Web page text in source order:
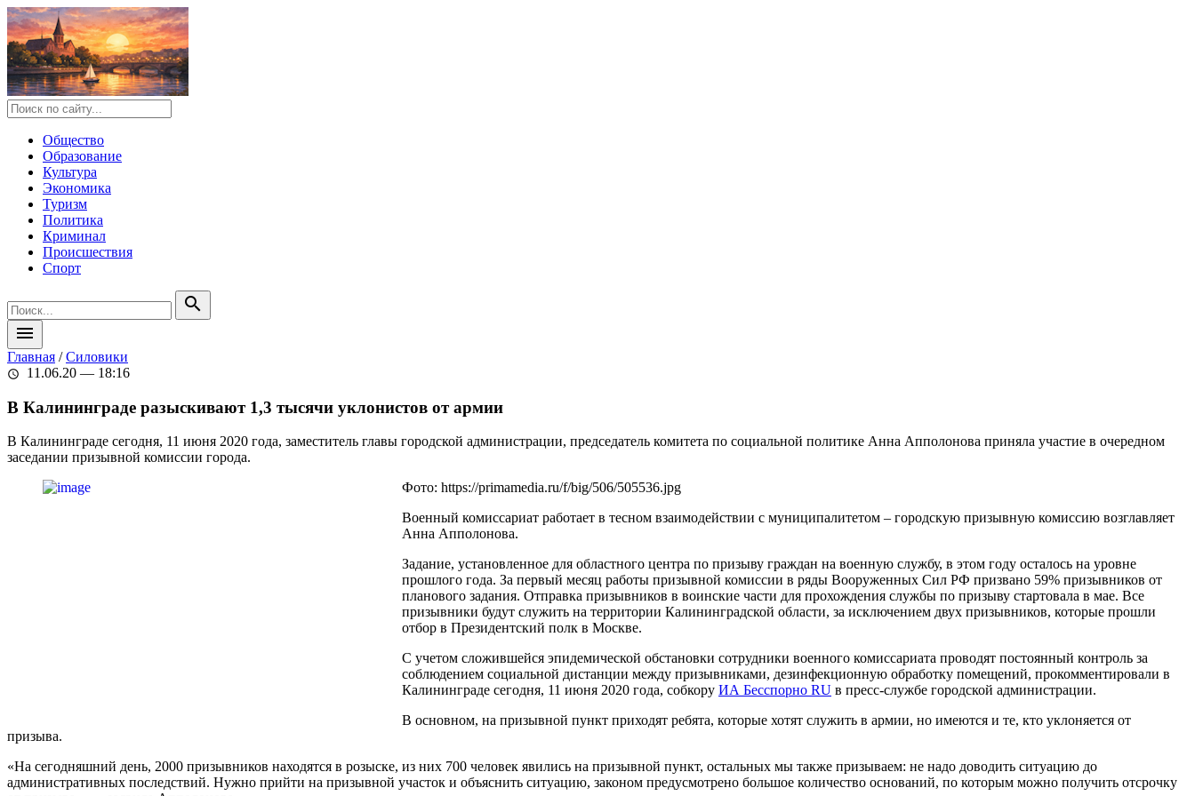
Общество
Образование
Культура
Экономика
Туризм
Политика
Криминал
Происшествия
Спорт
search
menu
Главная /Силовики
schedule 11.06.20 — 18:16
В Калининграде разыскивают 1,3 тысячи уклонистов от армии
В Калининграде сегодня, 11 июня 2020 года, заместитель главы городской администрации, председатель комитета по социальной политике Анна Апполонова приняла участие в очередном
заседании призывной комиссии города.
Фото: https://primamedia.ru/f/big/506/505536.jpg
Военный комиссариат работает в тесном взаимодействии с муниципалитетом – городскую призывную комиссию возглавляет
Анна Апполонова.
Задание, установленное для областного центра по призыву граждан на военную службу, в этом году осталось на уровне
прошлого года. За первый месяц работы призывной комиссии в ряды Вооруженных Сил РФ призвано 59% призывников от
планового задания. Отправка призывников в воинские части для прохождения службы по призыву стартовала в мае. Все
призывники будут служить на территории Калининградской области, за исключением двух призывников, которые прошли
отбор в Президентский полк в Москве.
С учетом сложившейся эпидемической обстановки сотрудники военного комиссариата проводят постоянный контроль за
соблюдением социальной дистанции между призывниками, дезинфекционную обработку помещений, прокомментировали в
Калининграде сегодня, 11 июня 2020 года, собкору ИА Бесспорно RU в пресс-службе городской администрации.
В основном, на призывной пункт приходят ребята, которые хотят служить в армии, но имеются и те, кто уклоняется от
призыва.
«На сегодняшний день, 2000 призывников находятся в розыске, из них 700 человек явились на призывной пункт, остальных мы также призываем: не надо доводить ситуацию до
административных последствий. Нужно прийти на призывной участок и объяснить ситуацию, законом предусмотрено большое количество оснований, по которым можно получить отсрочку